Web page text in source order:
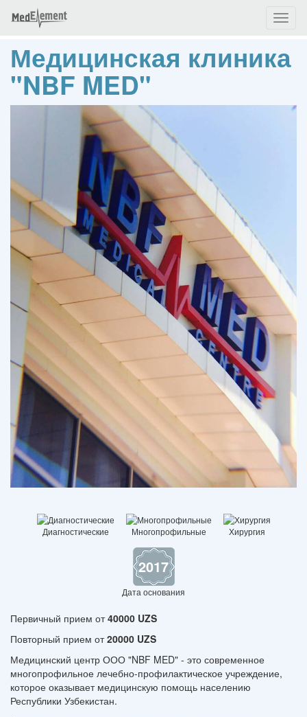
Медицинская клиника
"NBF MED"
Диагностические Многопрофильные Хирургия
2017
Дата основания
Первичный прием от40000 UZS
Повторный прием от20000 UZS
Медицинский центр ООО "NBF MED" - это современное
многопрофильное лечебно-профилактическое учреждение,
которое оказывает медицинскую помощь населению
Республики Узбекистан.